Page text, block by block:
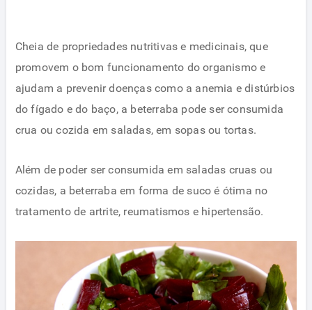
Cheia de propriedades nutritivas e medicinais, que
promovem o bom funcionamento do organismo e
ajudam a prevenir doenças como a anemia e distúrbios
do fígado e do baço, a beterraba pode ser consumida
crua ou cozida em saladas, em sopas ou tortas.
Além de poder ser consumida em saladas cruas ou
cozidas, a beterraba em forma de suco é ótima no
tratamento de artrite, reumatismos e hipertensão.